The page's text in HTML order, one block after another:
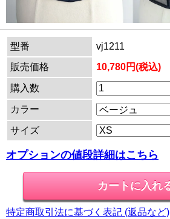
型番
vj1211
販売価格
10,780円(税込)
購入数
カラー
サイズ
オプションの値段詳細はこちら
特定商取引法に基づく表記 (返品など)